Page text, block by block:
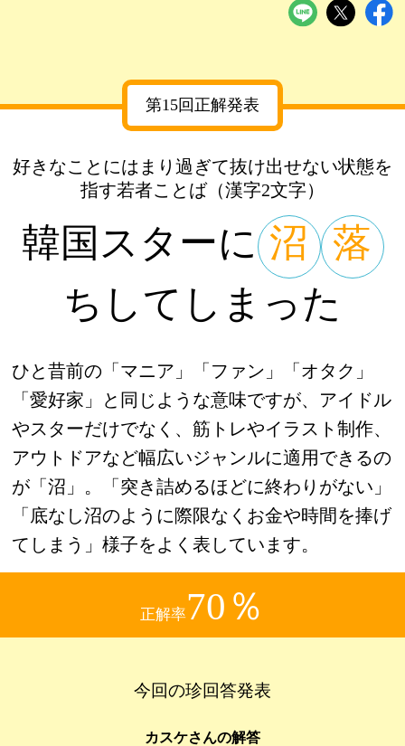
第15回正解発表
好きなことにはまり過ぎて抜け出せない状態を
指す若者ことば（漢字2文字）
韓国スターに 沼
落
ちしてしまった
ひと昔前の「マニア」「ファン」「オタク」
「愛好家」と同じような意味ですが、アイドル
やスターだけでなく、筋トレやイラスト制作、
アウトドアなど幅広いジャンルに適用できるの
が「沼」。「突き詰めるほどに終わりがない」
「底なし沼のように際限なくお金や時間を捧げ
てしまう」様子をよく表しています。
正解率70％
今回の珍回答発表
カスケさんの解答